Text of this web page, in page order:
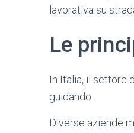
lavorativa su
Le
In Italia, il settore
guidando.
Diverse aziende